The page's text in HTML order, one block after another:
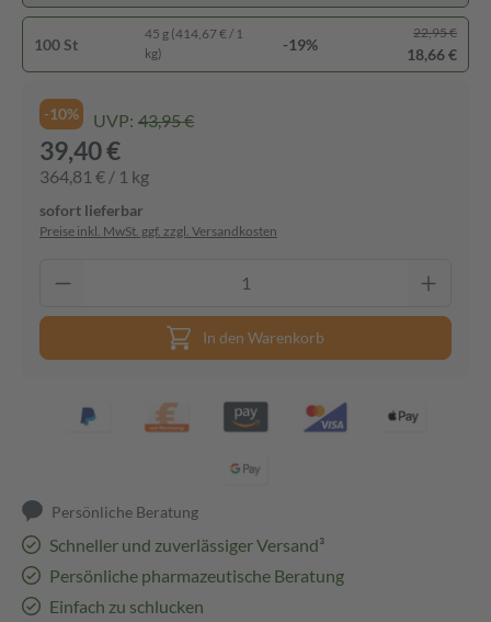
100 St
45 g (414,67 € / 1
kg)
-19%
22,95 €
18,66 €
-10% UVP: 43,95 €
39,40 €
364,81 € / 1 kg
sofort lieferbar
Preise inkl. MwSt. ggf. zzgl. Versandkosten
In den Warenkorb
Persönliche Beratung
Schneller und zuverlässiger Versand³
Persönliche pharmazeutische Beratung
Einfach zu schlucken